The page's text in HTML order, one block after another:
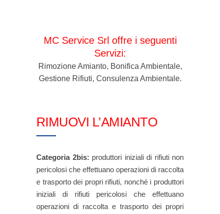
MC Service Srl offre i seguenti
Servizi:
Rimozione Amianto, Bonifica Ambientale,
Gestione Rifiuti, Consulenza Ambientale.
RIMUOVI L’AMIANTO
Categoria 2bis: produttori iniziali di rifiuti non
pericolosi che effettuano operazioni di raccolta
e trasporto dei propri rifiuti, nonché i produttori
iniziali di rifiuti pericolosi che effettuano
operazioni di raccolta e trasporto dei propri